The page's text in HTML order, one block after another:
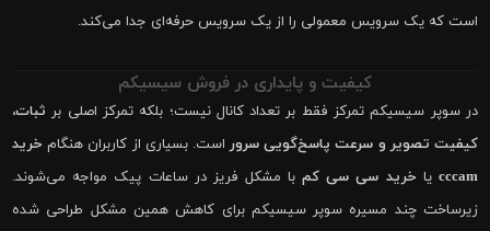
است که یک سرویس معمولی را از یک سرویس حرفه‌ای جدا می‌کند.
کیفیت و پایداری در فروش سیسیکم
در سوپر سیسیکم تمرکز فقط بر تعداد کانال نیست؛ بلکه تمرکز اصلی بر ثبات،
کیفیت تصویر و سرعت پاسخ‌گویی سروراست. بسیاری از کاربران هنگام خرید
cccam یا خرید سی سی کمبا مشکل فریز در ساعات پیک مواجه می‌شوند.
زیرساخت چند مسیره سوپر سیسیکم برای کاهش همین مشکل طراحی شده